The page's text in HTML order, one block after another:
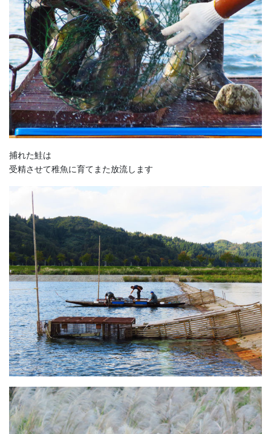
捕れた鮭は
受精させて稚魚に育てまた放流します